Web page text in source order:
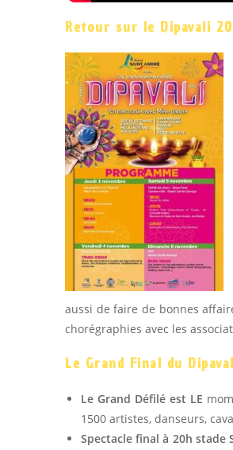
Retour sur le Dipavali
aussi de faire de bonnes
chorégraphies avec les
Le Grand Final du
Le Grand Défilé est LE
1500 artistes, danseurs,
Spectacle final à 20h stade